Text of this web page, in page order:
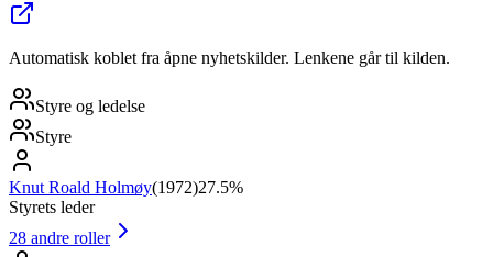
Automatisk koblet fra åpne nyhetskilder. Lenkene går til kilden.
Styre og ledelse
Styre
Knut Roald Holmøy(1972)27.5%
Styrets leder
28 andre roller